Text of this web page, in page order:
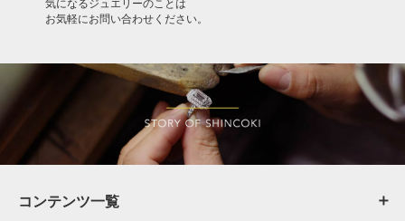
気になるジュエリーのことは
お気軽にお問い合わせください。
コンテンツ一覧